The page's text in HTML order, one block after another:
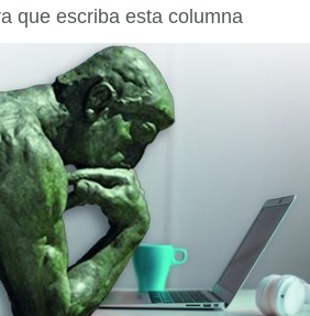
que escriba esta columna